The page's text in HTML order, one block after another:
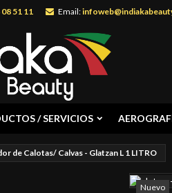
51 11 Email:
/ SERVICIOS
de Calotas/ Calvas - Glatzan L 1 LITRO
Nuevo